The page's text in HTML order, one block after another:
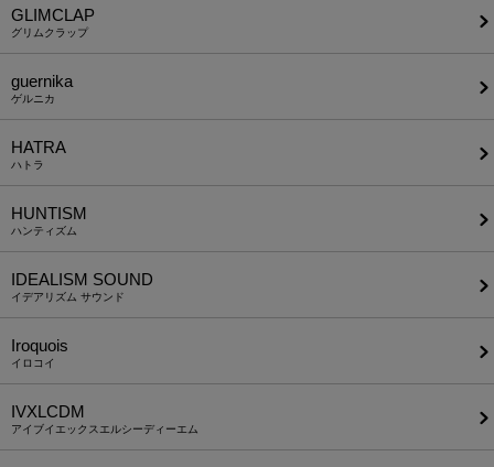
GLIMCLAP
グリムクラップ
guernika
ゲルニカ
HATRA
ハトラ
HUNTISM
ハンティズム
IDEALISM SOUND
イデアリズム サウンド
Iroquois
イロコイ
IVXLCDM
アイブイエックスエルシーディーエム